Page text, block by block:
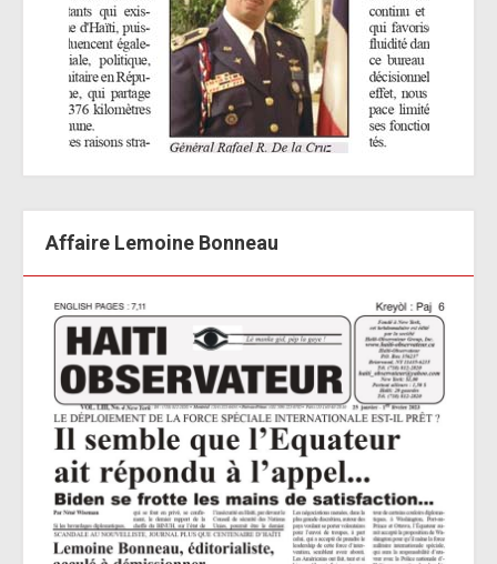
Affaire Lemoine Bonneau